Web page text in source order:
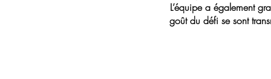
L’équipe a également
goût du défi se sont